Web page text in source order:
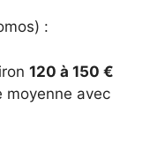
:
120 à 150 €
moyenne avec